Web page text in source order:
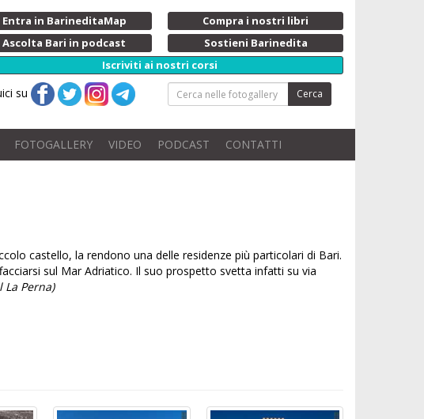
Entra in BarineditaMap
Compra i nostri libri
Ascolta Bari in podcast
Sostieni Barinedita
Iscriviti ai nostri corsi
su Cerca
FOTOGALLERY VIDEO PODCAST CONTATTI
castello, la rendono una delle residenze più particolari di Bari.
sul Mar Adriatico. Il suo prospetto svetta infatti su via
La Perna)